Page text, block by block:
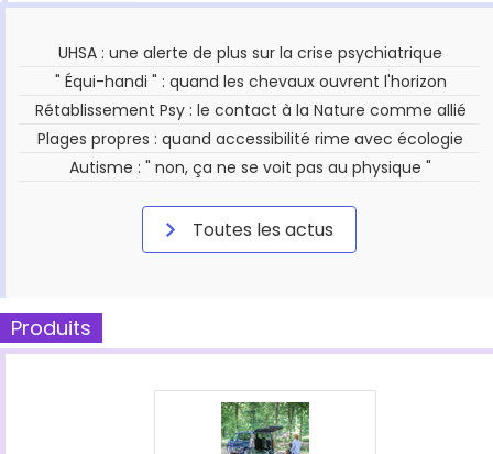
UHSA : une alerte de plus sur la crise psychiatrique
" Équi-handi " : quand les chevaux ouvrent l'horizon
Rétablissement Psy : le contact à la Nature comme allié
Plages propres : quand accessibilité rime avec écologie
Autisme : " non, ça ne se voit pas au physique "
Toutes les actus
Produits